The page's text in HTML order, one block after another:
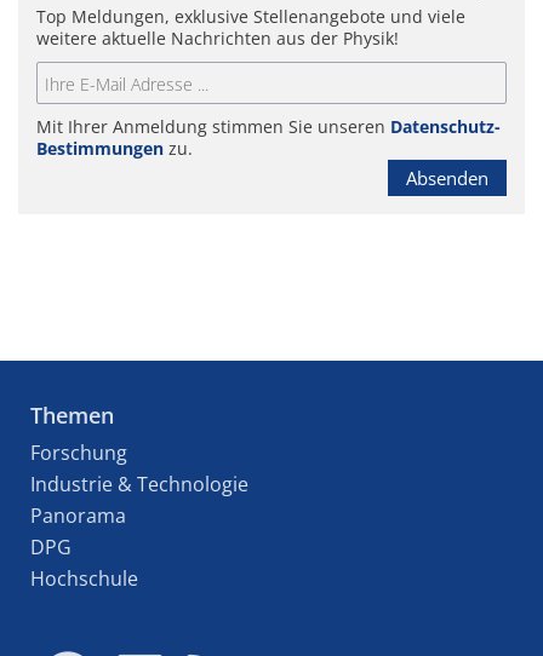
Top Meldungen, exklusive Stellenangebote und viele
weitere aktuelle Nachrichten aus der Physik!
Mit Ihrer Anmeldung stimmen Sie unseren Datenschutz-
Bestimmungen zu.
Absenden
Themen
Forschung
Industrie & Technologie
Panorama
DPG
Hochschule